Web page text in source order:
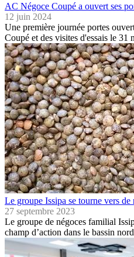
AC Négoce Coupé a ouvert ses
12 juin 2024
Une première journée portes
Coupé et des visites d'essais le
Le groupe Issipa se tourne vers
27 septembre 2023
Le groupe de négoces familial
champ d’action dans le bassin